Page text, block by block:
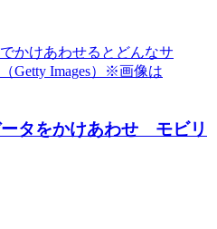
タをかけあわせ モビリ